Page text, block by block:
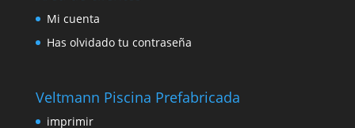
Mi cuenta
Has olvidado tu contraseña
Veltmann Piscina Prefabricada
imprimir